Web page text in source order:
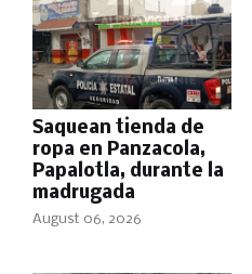
Saquean tienda de
ropa en Panzacola,
Papalotla, durante la
madrugada
August 06, 2026